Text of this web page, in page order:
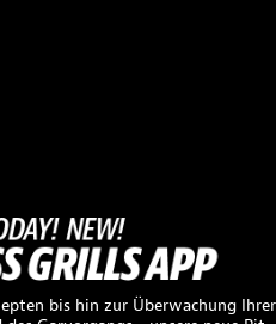
bis hin zur Überwachung Ihrer